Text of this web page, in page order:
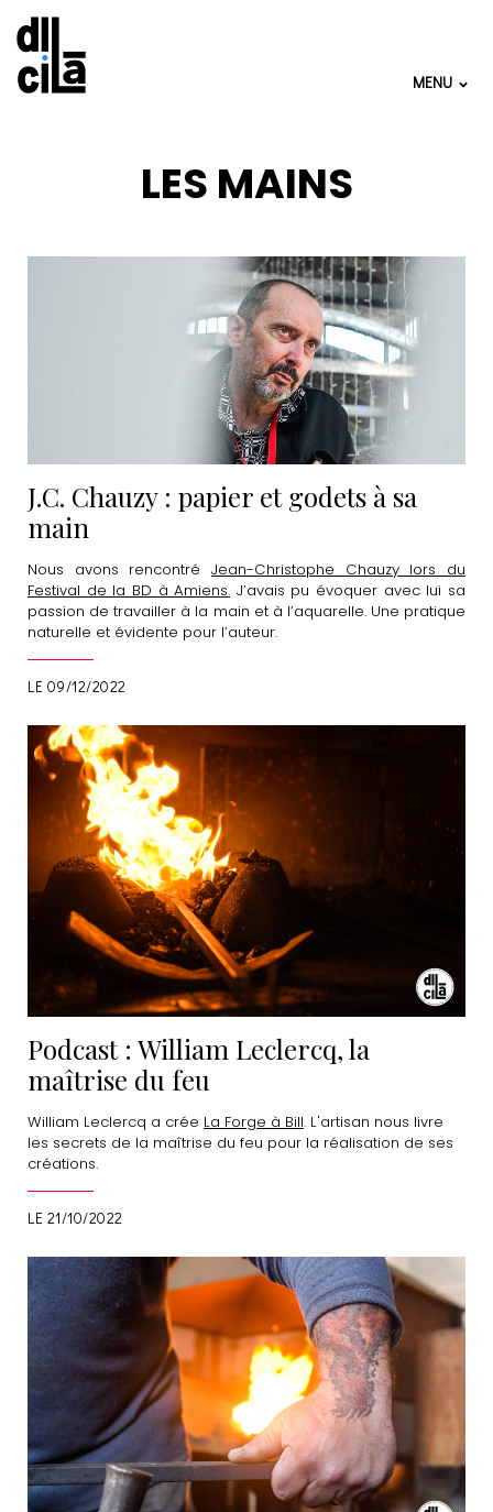
MENU
LES MAINS
J.C. Chauzy : papier et godets à sa
main
LE 09/12/2022
Nous avons rencontré Jean-Christophe Chauzy lors du
Festival de la BD à Amiens. J’avais pu évoquer avec lui sa
passion de travailler à la main et à l’aquarelle. Une pratique
naturelle et évidente pour l’auteur.
Podcast : William Leclercq, la
maîtrise du feu
LE 21/10/2022
William Leclercq a crée La Forge à Bill. L'artisan nous livre
les secrets de la maîtrise du feu pour la réalisation de ses
créations.